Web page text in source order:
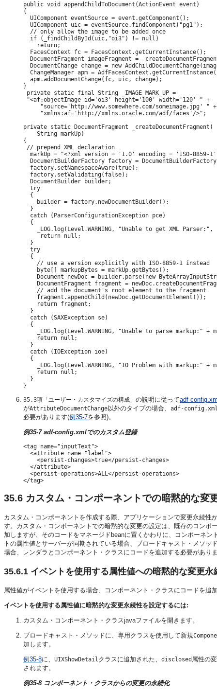
public void appendChildToDocument(ActionEvent event)
{
  UIComponent eventSource = event.getComponent();
  UIComponent uic = eventSource.findComponent("pg1");
  // only allow the image to be added once
  if (_findChildById(uic,"oi3") != null)
    return;
  FacesContext fc = FacesContext.getCurrentInstance();
DocumentFragment imageFragment =
DocumentChange change = new
ChangeManager apm =
  apm.addDocumentChange(fc, uic, change);
}
private static final String _IMAGE_MARK_UP =
"<af:objectImage id='oi3' height='100' width='120' " +
     "source='http://www.somewhere.com/someimage.jpg' " +
     "xmlns:af='http://xmlns.oracle.com/adf/faces'/>";
private static DocumentFragment _createDocumentFragment(
    String markUp)
{
// prepend XML declaration
markUp = "<?xml version = '1.0' encoding = 'ISO-8859-
DocumentBuilderFactory factory =
  factory.setNamespaceAware(true);
  factory.setValidating(false);
  DocumentBuilder builder;
  try
  {
    builder = factory.newDocumentBuilder();
  }
  catch (ParserConfigurationException pce)
  {
_LOG.log(Level.WARNING, "Unable to get XML Parser:",
     return null;
  }
  try
  {
    // use a version explicitly with ISO-8859-1 instead
    byte[] markupBytes = markUp.getBytes();
Document newDoc = builder.parse(new
DocumentFragment fragment =
    // add the document's root element to the fragment
    fragment.appendChild(newDoc.getDocumentElement());
    return fragment;
  }
  catch (SAXException se)
  {
_LOG.log(Level.WARNING, "Unable to parse markup:" +
    return null;
  }
  catch (IOException ioe)
  {
_LOG.log(Level.WARNING, "IO Problem with markup:" +
    return null;
  }
35.3項「ユーザー・カスタマイズの構成」 の説明に従ってadf-
がAttributeDocumentChange以外のタイプの場合、 adf-
必要があります(例35-7を参照)。
例35-7 adf-config.xmlでのカスタム登録
<tag name="inputText">
  <attribute name="label">
    <persist-changes>true</persist-changes>
  </attribute>
  <persist-operations>ALL</persist-operations>
35.6 カスタム・コンポーネントでの暗黙的な変
カスタム・コンポーネントを作成する際、アプリケーションで変更永続
す。カスタム・コンポーネントでの暗黙的な変更の設定は、既存のコン
加しますが、そのコードをマネージドbeanに置くかわりに、コンポーネ
トの属性値とサーバーが同期されている場合、ブロードキャスト・メソ
場合、レンダラとコンポーネント・クラスにコードを追加する必要があり
35.6.1 イベントを使用する属性値への暗黙的な変更永
属性値がイベントを使用する場合、コンポーネント・クラスにコードを追
イベントを使用する属性値に暗黙的な変更永続性を設定するには:
カスタム・コンポーネント・クラスjavaファイルを開きます。
ブロードキャスト・メソッドに、専用クラスを使用して新規
加します。
例35-8に、 UIXShowDetailクラスに追加された、 disclosed 属性の
されます。
例35-8 コンポーネント・クラスからの変更の永続化